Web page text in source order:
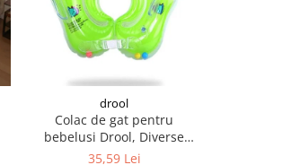
drool
Colac de gat pentru
bebelusi Drool, Diverse
culori
35,59 Lei